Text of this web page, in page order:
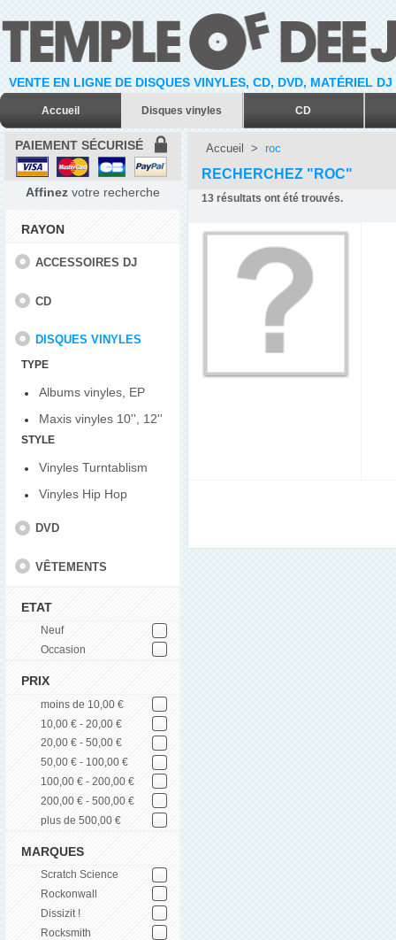
VENTE EN LIGNE DE DISQUES VINYLES, CD, DVD, MATÉRIEL
Accueil Disques vinyles CD
PAIEMENT SÉCURISÉ
Affinez votre recherche
RAYON
ACCESSOIRES DJ
CD
DISQUES VINYLES
TYPE
Albums vinyles, EP
Maxis vinyles 10'', 12''
STYLE
Vinyles Turntablism
Vinyles Hip Hop
DVD
VÊTEMENTS
ETAT
Neuf
Occasion
PRIX
moins de 10,00 €
10,00 € - 20,00 €
20,00 € - 50,00 €
50,00 € - 100,00 €
100,00 € - 200,00 €
200,00 € - 500,00 €
plus de 500,00 €
MARQUES
Scratch Science
Rockonwall
Dissizit !
Rocksmith
Accueil > roc
RECHERCHEZ "ROC"
13 résultats ont été trouvés.